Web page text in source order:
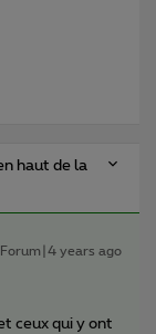
haut de la
years ago
ceux qui y ont